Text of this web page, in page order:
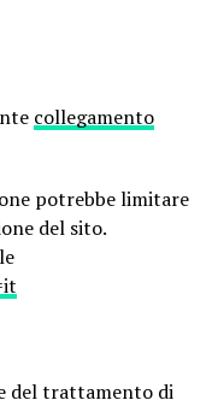
collegamento
potrebbe limitare
del sito.
del trattamento di